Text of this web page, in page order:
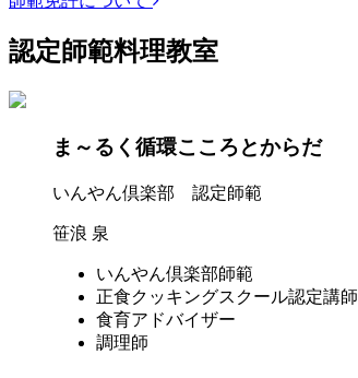
認定師範料理教室
ま～るく循環こころとからだ
いんやん倶楽部 認定師範
笹浪 泉
いんやん倶楽部師範
正食クッキングスクール認定講師
食育アドバイザー
調理師